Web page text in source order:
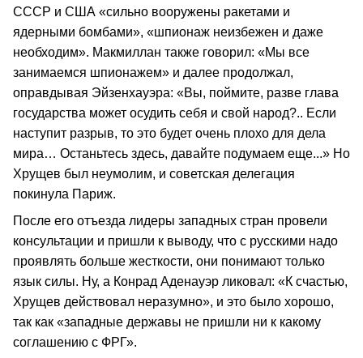
СССР и США «сильно вооружены ракетами и
ядерными бомбами», «шпионаж неизбежен и даже
необходим». Макмиллан также говорил: «Мы все
занимаемся шпионажем» и далее продолжал,
оправдывая Эйзенхауэра: «Вы, поймите, разве глава
государства может осудить себя и свой народ?.. Если
наступит разрыв, то это будет очень плохо для дела
мира… Останьтесь здесь, давайте подумаем еще...» Но
Хрущев был неумолим, и советская делегация
покинула Париж.
После его отъезда лидеры западных стран провели
консультации и пришли к выводу, что с русскими надо
проявлять больше жесткости, они понимают только
язык силы. Ну, а Конрад Аденауэр ликовал: «К счастью,
Хрущев действовал неразумно», и это было хорошо,
так как «западные державы не пришли ни к какому
соглашению с ФРГ».